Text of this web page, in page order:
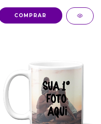
COMPRAR